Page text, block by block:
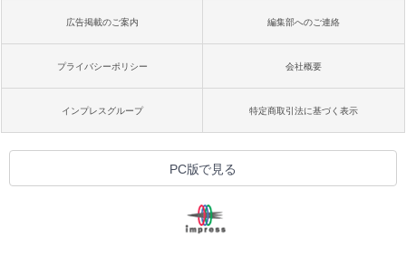
広告掲載のご案内 編集部へのご連絡
プライバシーポリシー 会社概要
インプレスグループ 特定商取引法に基づく表示
PC版で見る